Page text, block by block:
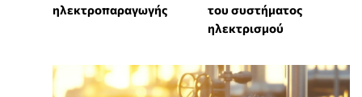
ηλεκτροπαραγωγής
του συστήματος
ηλεκτρισμού